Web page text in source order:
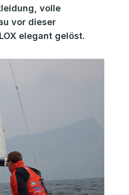
volle
vor dieser
elegant gelöst.